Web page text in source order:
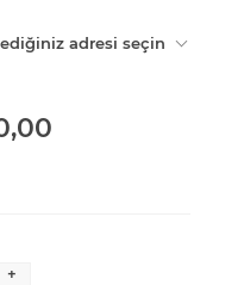
adresi seçin
+